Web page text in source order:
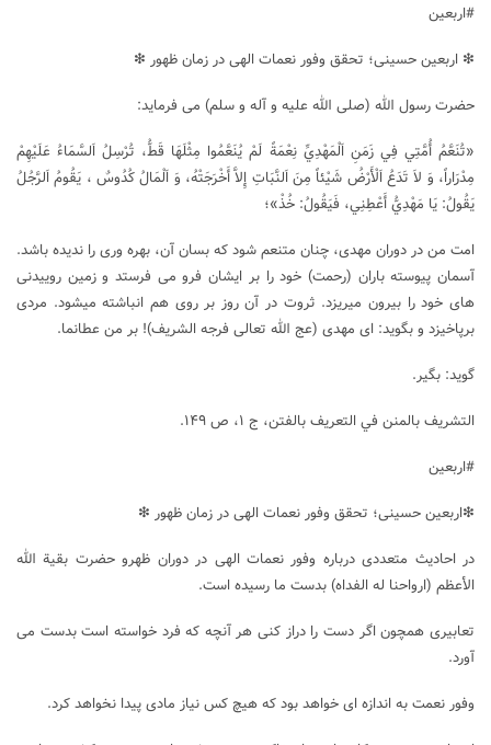
#اربعین
❇ اربعین حسینی؛ تحقق وفور نعمات الهی در زمان ظهور ❇
حضرت رسول الله (صلی الله علیه و آله و سلم) می فرماید:
«تُنَعَّمُ أُمَّتِي فِي زَمَنِ اَلْمَهْدِيِّ نِعْمَةً لَمْ يُنَعَّمُوا مِثْلَهَا قَطُّ، تُرْسِلُ اَلسَّمَاءُ عَلَيْهِمْ
مِدْرَاراً، وَ لاَ تَدَعُ اَلْأَرْضُ شَيْئاً مِنَ اَلنَّبَاتِ إِلاَّ أَخْرَجَتْهُ، وَ اَلْمَالُ كُدُوسٌ ، يَقُومُ اَلرَّجُلُ
يَقُولُ: يَا مَهْدِيُّ أَعْطِنِي، فَيَقُولُ: خُذْ»؛
امت من در دوران مهدی، چنان متنعم شود که بسان آن، بهره وری را ندیده باشد.
آسمان پیوسته باران (رحمت) خود را بر ایشان فرو می‏ فرستد و زمین روییدنی‏
های خود را بیرون می‏ریزد. ثروت در آن روز بر روی هم انباشته می‏شود. مردی
برپاخیزد و بگوید: ای مهدی (عج الله تعالی فرجه الشریف)! بر من عطانما.
گوید: بگیر.
التشريف بالمنن في التعريف بالفتن، ج ۱، ص ۱۴۹.
#اربعین
❇اربعین حسینی؛ تحقق وفور نعمات الهی در زمان ظهور ❇
در احادیث متعددی درباره وفور نعمات الهی در دوران ظهرو حضرت بقیة الله
الأعظم (ارواحنا له الفداه) بدست ما رسیده است.
تعابیری همچون اگر دست را دراز کنی هر آنچه که فرد خواسته است بدست می
آورد.
وفور نعمت به اندازه ای خواهد بود که هیچ کس نیاز مادی پیدا نخواهد کرد.